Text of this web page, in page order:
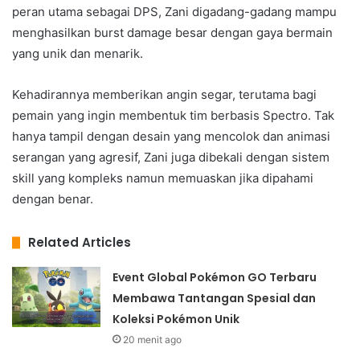
peran utama sebagai DPS, Zani digadang-gadang mampu
menghasilkan burst damage besar dengan gaya bermain
yang unik dan menarik.
Kehadirannya memberikan angin segar, terutama bagi
pemain yang ingin membentuk tim berbasis Spectro. Tak
hanya tampil dengan desain yang mencolok dan animasi
serangan yang agresif, Zani juga dibekali dengan sistem
skill yang kompleks namun memuaskan jika dipahami
dengan benar.
Related Articles
Event Global Pokémon GO Terbaru
Membawa Tantangan Spesial dan
Koleksi Pokémon Unik
20 menit ago